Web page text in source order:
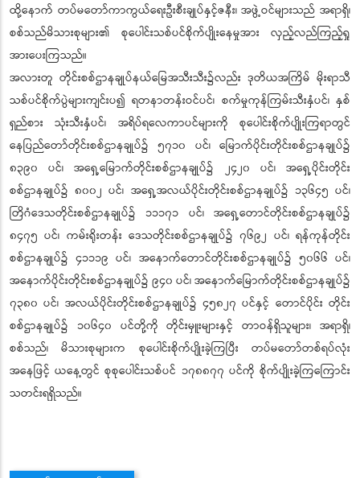
ထို့နောက် တပ်မတော်ကာကွယ်ရေးဦးစီးချုပ်နှင့်ဇနီး၊ အဖွဲ့ဝင်များသည် အရာရှိ၊
စစ်သည်မိသားစုများ၏ စုပေါင်းသစ်ပင်စိုက်ပျိုးနေမှုအား လှည့်လည်ကြည့်ရှု
အားပေးကြသည်။
အလားတူ တိုင်းစစ်ဌာနချုပ်နယ်မြေအသီးသီး၌လည်း ဒုတိယအကြိမ် မိုးရာသီ
သစ်ပင်စိုက်ပွဲများကျင်းပ၍ ရတနာတန်းဝင်ပင်၊ စက်မှုကုန်ကြမ်းသီးနှံပင်၊ နှစ်
ရှည်စား သုံးသီးနှံပင်၊ အရိပ်ရလေကာပင်များကို စုပေါင်းစိုက်ပျိုးကြရာတွင်
နေပြည်တော်တိုင်းစစ်ဌာနချုပ်၌ ၅၇၁၀ ပင်၊ မြောက်ပိုင်းတိုင်းစစ်ဌာနချုပ်၌
၈၃၉၀ ပင်၊ အရှေ့မြောက်တိုင်းစစ်ဌာနချုပ်၌ ၂၄၂၀ ပင်၊ အရှေ့ပိုင်းတိုင်း
စစ်ဌာနချုပ်၌ ၈၀၀၂ ပင်၊ အရှေ့အလယ်ပိုင်းတိုင်းစစ်ဌာနချုပ်၌ ၁၃၆၄၅ ပင်၊
တြိဂံဒေသတိုင်းစစ်ဌာနချုပ်၌ ၁၁၁၇၁ ပင်၊ အရှေ့တောင်တိုင်းစစ်ဌာနချုပ်၌
၈၄၇၅ ပင်၊ ကမ်းရိုးတန်း ဒေသတိုင်းစစ်ဌာနချုပ်၌ ၇၆၉၂ ပင်၊ ရန်ကုန်တိုင်း
စစ်ဌာနချုပ်၌ ၄၁၁၁၉ ပင်၊ အနောက်တောင်တိုင်းစစ်ဌာနချုပ်၌ ၅၀၆၆ ပင်၊
အနောက်ပိုင်းတိုင်းစစ်ဌာနချုပ်၌ ၉၄၀ ပင်၊ အနောက်မြောက်တိုင်းစစ်ဌာနချုပ်၌
၇၃၈၀ ပင်၊ အလယ်ပိုင်းတိုင်းစစ်ဌာနချုပ်၌ ၄၅၈၂၇ ပင်နှင့် တောင်ပိုင်း တိုင်း
စစ်ဌာနချုပ်၌ ၁၀၆၄၀ ပင်တို့ကို တိုင်းမှူးများနှင့် တာဝန်ရှိသူများ၊ အရာရှိ၊
စစ်သည်၊ မိသားစုများက စုပေါင်းစိုက်ပျိုးခဲ့ကြပြီး တပ်မတော်တစ်ရပ်လုံး
အနေဖြင့် ယနေ့တွင် စုစုပေါင်းသစ်ပင် ၁၇၈၈၇၇ ပင်ကို စိုက်ပျိုးခဲ့ကြကြောင်း
သတင်းရရှိသည်။